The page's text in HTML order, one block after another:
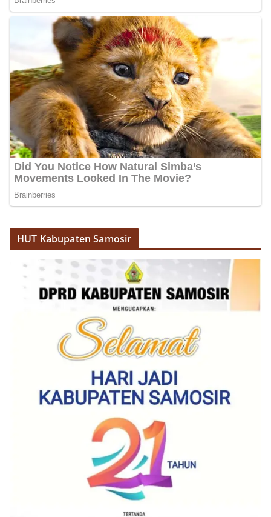
diharapkan potensi gangguan keamanan dapat
diantisipasi sejak awal sehingga situasi di
Kelurahan Sunggal tetap terjaga aman, tertib,
dan kondusif hingga puncak perayaan HUT
Kemerdekaan RI berlangsung.‎‎Wujud Kedekatan
Polri dengan Masyarakat‎Kegiatan sambang Door
to Door System ini merupakan salah satu bentuk
implementasi program Polri Presisi yang
mengedepankan kehadiran dan kedekatan
personel Kepolisian dengan masyarakat. Melalui
kegiatan semacam ini, Bhabinkamtibmas tidak
hanya berperan sebagai penyampai informasi
dan imbauan, tetapi juga sebagai mitra
masyarakat dalam menjaga keamanan lingkungan
secara bersama-sama.‎‎Kehadiran
diharapkan dapat semakin mempererat
kolektif warga akan pentingnya menjaga
keamanan, ketertiban, dan kekompakan
lingkungan, khususnya dalam menyambut
momentum bersejarah HUT Kemerdekaan
Republik Indonesia.‎Kegiatan sambang ini
rencananya akan terus dilaksanakan secara rutin
oleh Bhabinkamtibmas di wilayah Kelurahan
Sunggal sebagai bagian dari upaya menciptakan
situasi Kamtibmas yang aman dan kondusif,
sekaligus menumbuhkan semangat nasionalisme
warga dalam menyambut Hari Kemerdekaan RI.
HUT Kabupaten Samosir